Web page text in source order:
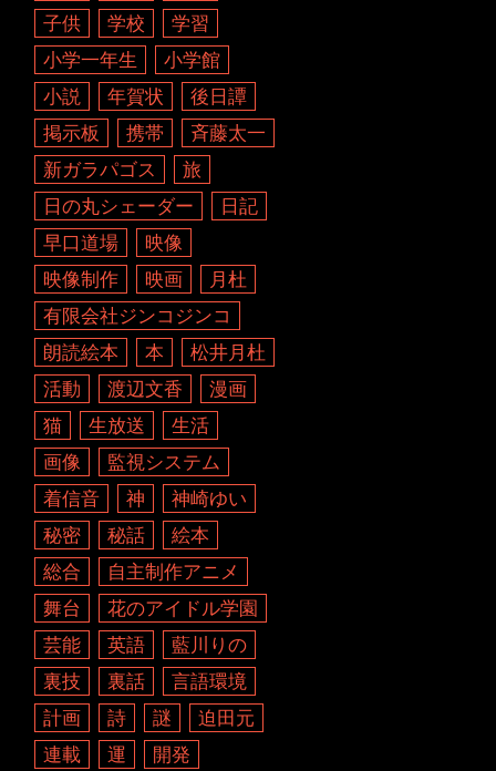
子供
学校
学習
小学一年生
小学館
小説
年賀状
後日譚
掲示板
携帯
斉藤太一
新ガラパゴス
旅
日の丸シェーダー
日記
早口道場
映像
映像制作
映画
月杜
有限会社ジンコジンコ
朗読絵本
本
松井月杜
活動
渡辺文香
漫画
猫
生放送
生活
画像
監視システム
着信音
神
神崎ゆい
秘密
秘話
絵本
総合
自主制作アニメ
舞台
花のアイドル学園
芸能
英語
藍川りの
裏技
裏話
言語環境
計画
詩 謎
迫田元
連載
運 開発